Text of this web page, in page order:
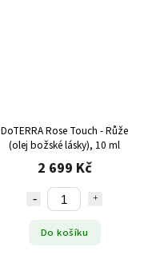
DoTERRA Rose Touch - Růže
(olej božské lásky), 10 ml
2 699 Kč
Do košíku